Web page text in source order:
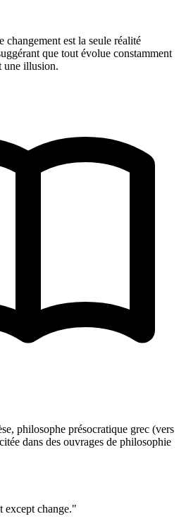
est la seule réalité
que tout évolue constamment
une illusion.
philosophe présocratique grec (vers
dans des ouvrages de philosophie
except change."